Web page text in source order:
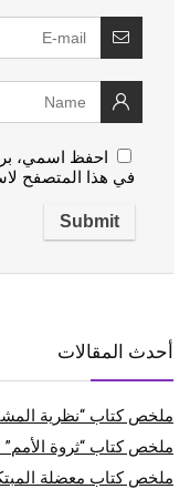
احفظ اسمي،
في هذا المتصفح
أحدث المقالات
ملخص كتاب “نظرية
ملخص كتاب “ثروة
ملخص كتاب معضلة